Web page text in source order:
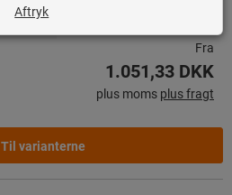
Kan leveres
Fra
1.051,33 DKK
plus moms plus fragt
Til varianterne